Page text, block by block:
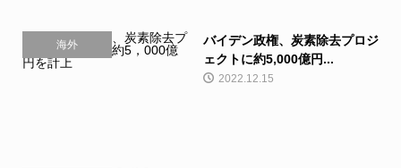
海外
バイデン政権、炭素除去プロジ
ェクトに約5,000億円...
2022.12.15